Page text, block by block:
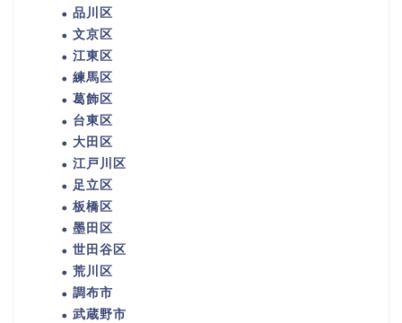
品川区
文京区
江東区
練馬区
葛飾区
台東区
大田区
江戸川区
足立区
板橋区
墨田区
世田谷区
荒川区
調布市
武蔵野市